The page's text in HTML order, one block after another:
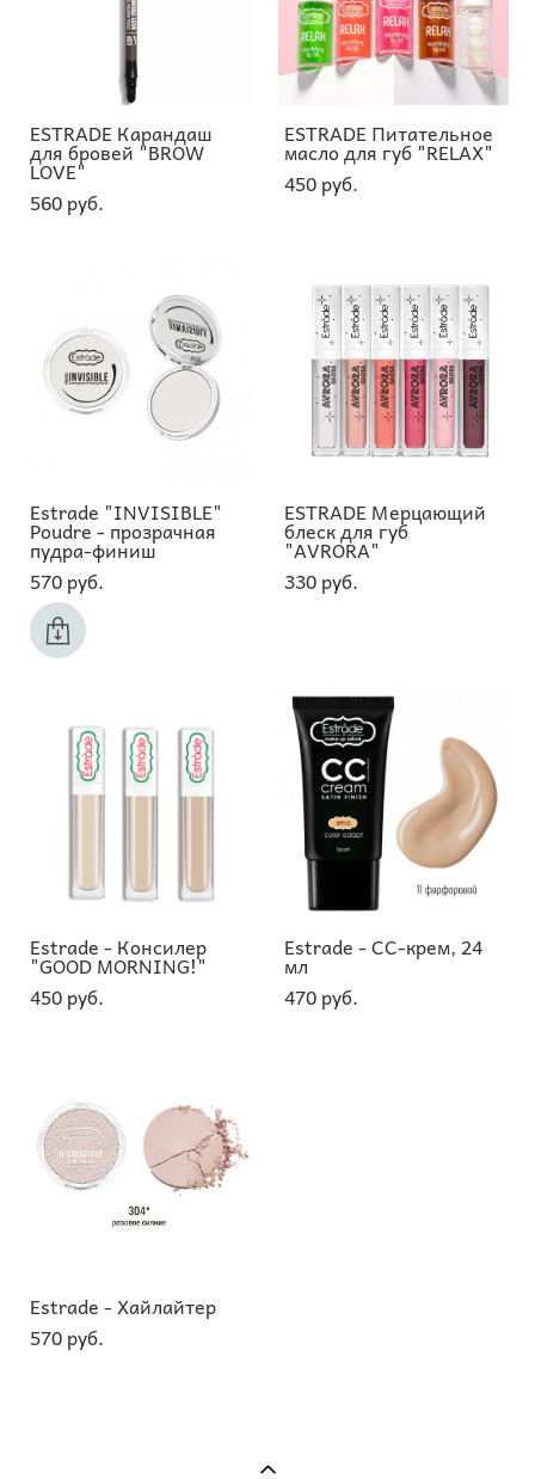
ESTRADE Карандаш
для бровей "BROW
LOVE"
560 pуб.
ESTRADE Питательное
масло для губ "RELAX"
450 pуб.
Estrade "INVISIBLE"
Poudre - прозрачная
пудра-финиш
570 pуб.
ESTRADE Мерцающий
блеск для губ
"AVRORA"
330 pуб.
Estrade - Консилер
"GOOD MORNING!"
450 pуб.
Estrade - СС-крем, 24
мл
470 pуб.
Estrade - Хайлайтер
570 pуб.